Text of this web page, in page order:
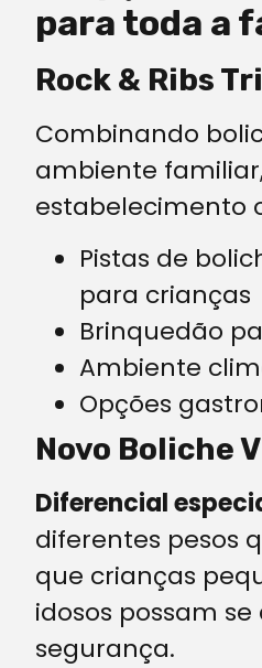
para toda a
Rock & Ribs
Combinando
ambiente
estabelecimento
Pistas de
para crianças
Brinquedão
Ambiente
Opções
Novo Boliche
Diferencial
diferentes pesos
que crianças
idosos possam
segurança.